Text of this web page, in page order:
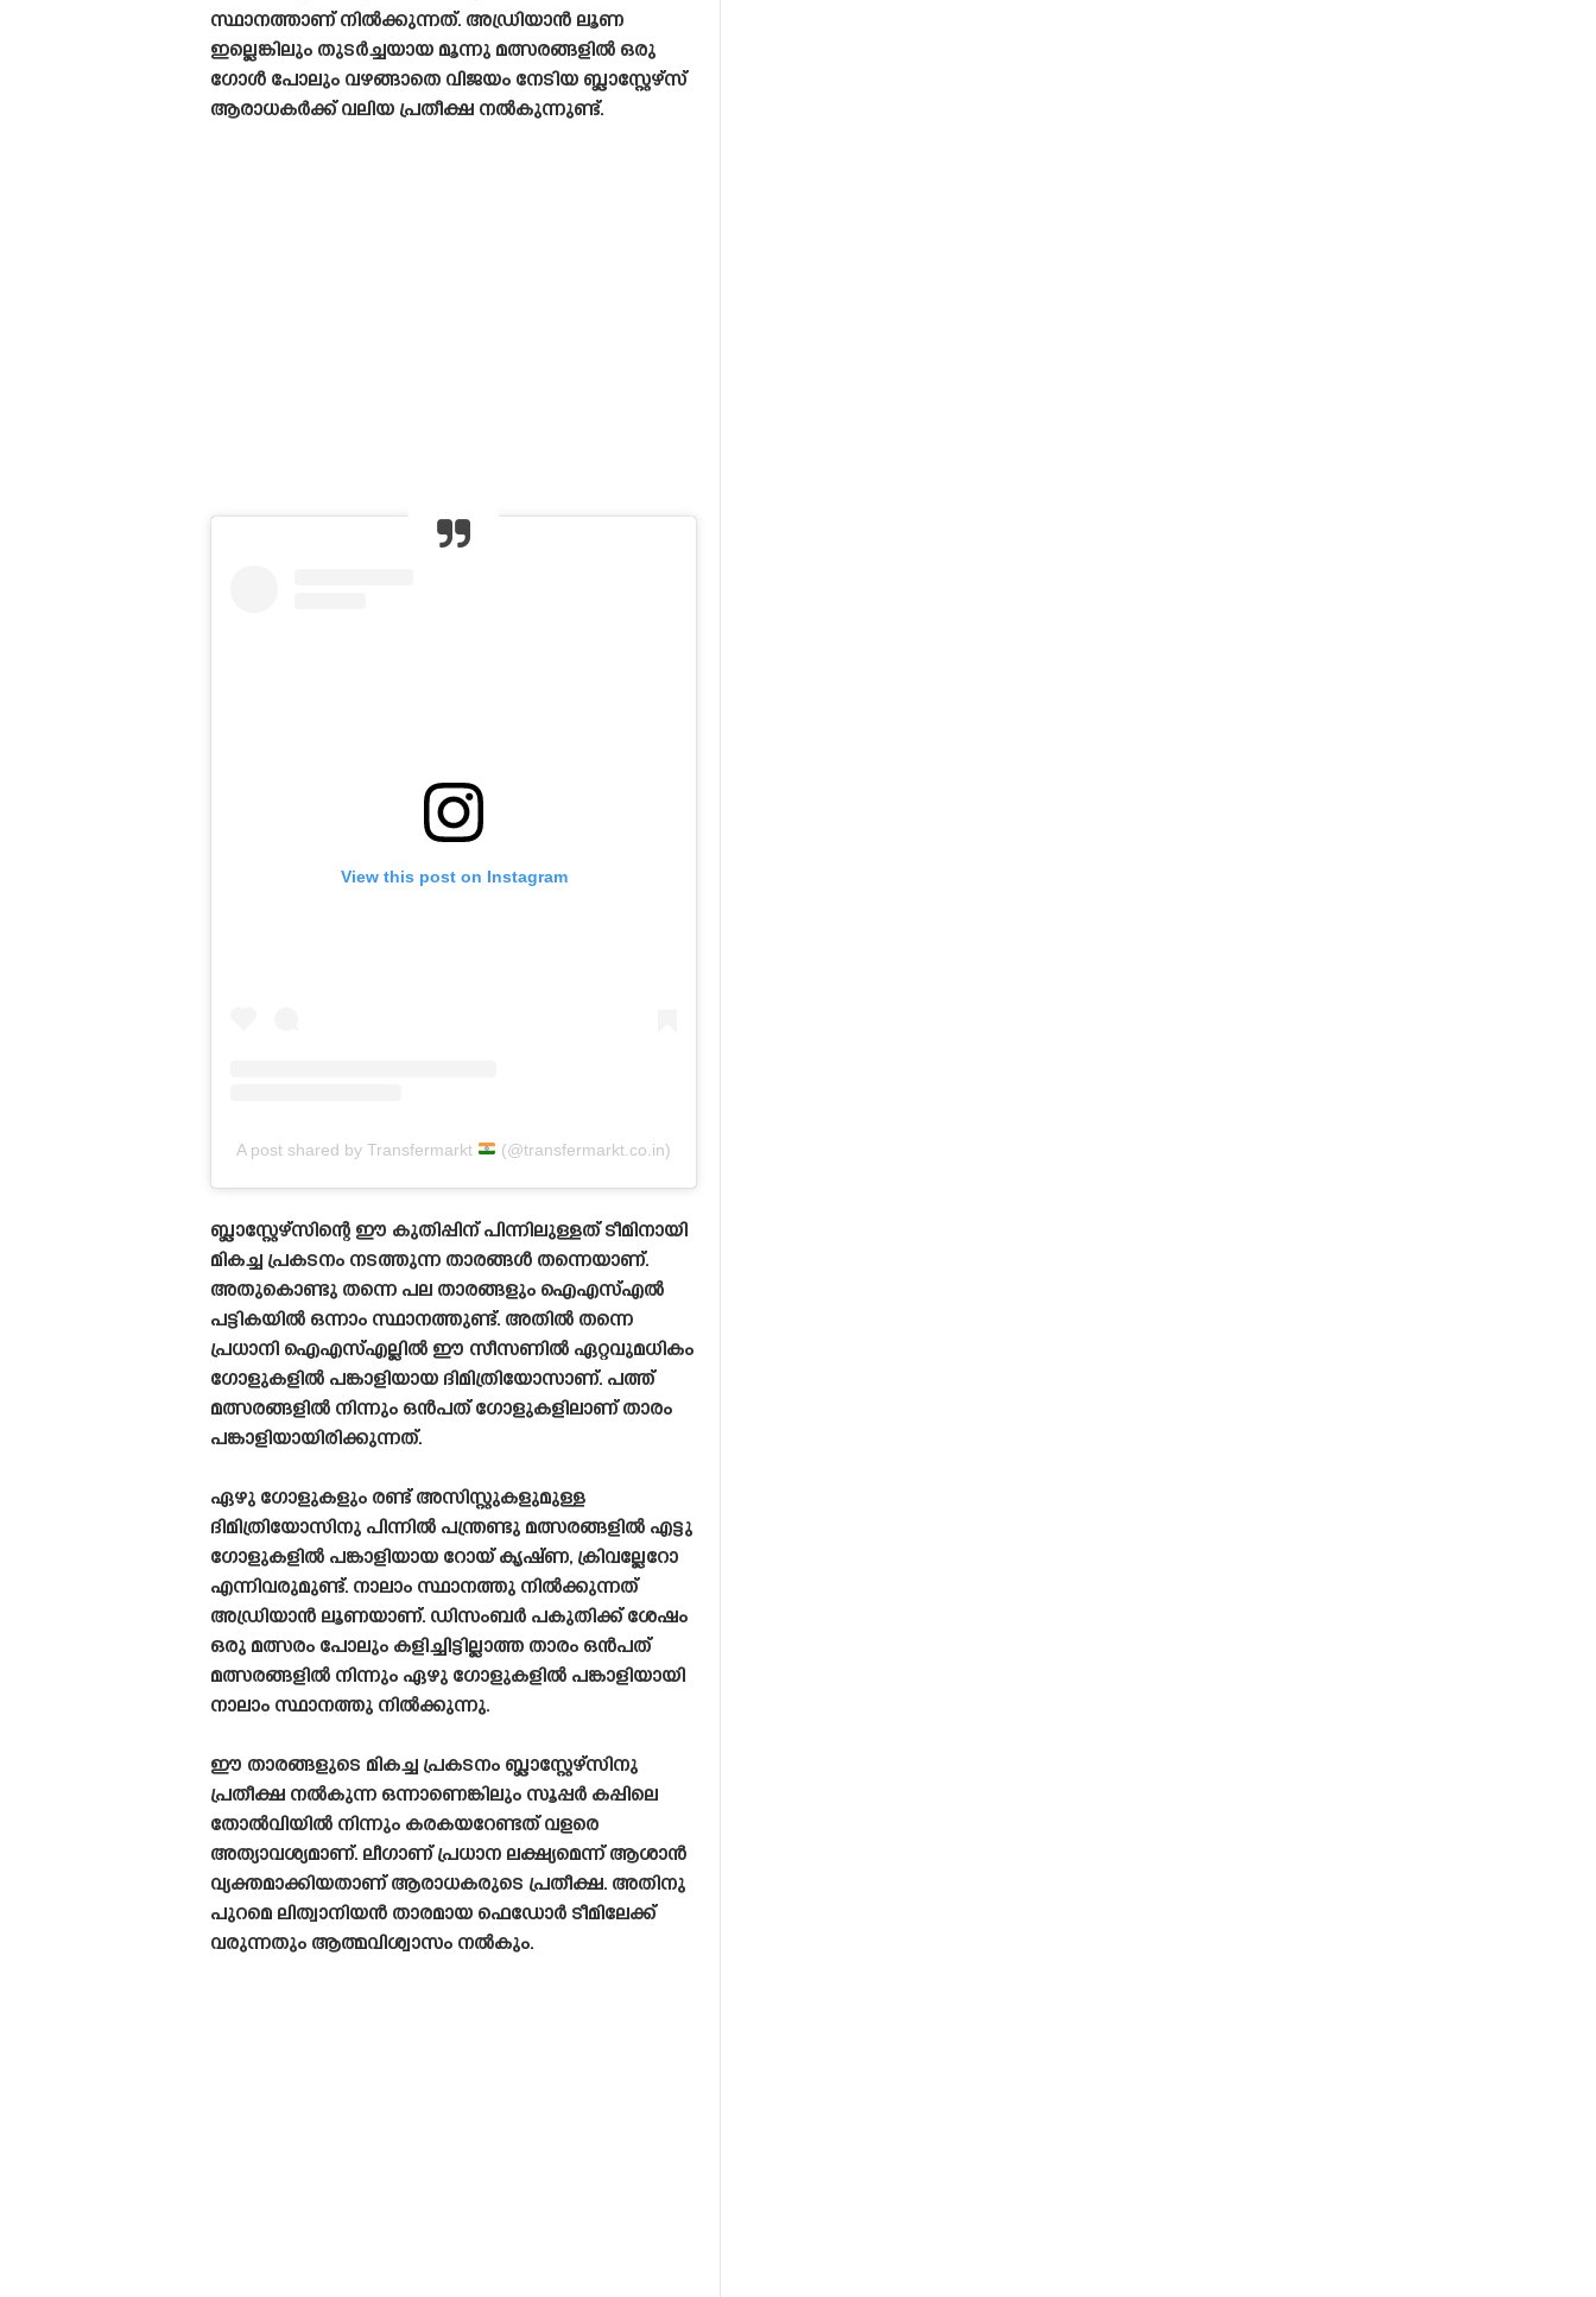
സ്ഥാനത്താണ് നിൽക്കുന്നത്. അഡ്രിയാൻ ലൂണ
ഇല്ലെങ്കിലും തുടർച്ചയായ മൂന്നു മത്സരങ്ങളിൽ ഒരു
ഗോൾ പോലും വഴങ്ങാതെ വിജയം നേടിയ ബ്ലാസ്റ്റേഴ്‌സ്
ആരാധകർക്ക് വലിയ പ്രതീക്ഷ നൽകുന്നുണ്ട്.
View this post on Instagram
A post shared by Transfermarkt (@transfermarkt.co.in)
ബ്ലാസ്റ്റേഴ്‌സിന്റെ ഈ കുതിപ്പിന് പിന്നിലുള്ളത് ടീമിനായി
മികച്ച പ്രകടനം നടത്തുന്ന താരങ്ങൾ തന്നെയാണ്.
അതുകൊണ്ടു തന്നെ പല താരങ്ങളും ഐഎസ്എൽ
പട്ടികയിൽ ഒന്നാം സ്ഥാനത്തുണ്ട്. അതിൽ തന്നെ
പ്രധാനി ഐഎസ്എല്ലിൽ ഈ സീസണിൽ ഏറ്റവുമധികം
ഗോളുകളിൽ പങ്കാളിയായ ദിമിത്രിയോസാണ്. പത്ത്
മത്സരങ്ങളിൽ നിന്നും ഒൻപത് ഗോളുകളിലാണ് താരം
പങ്കാളിയായിരിക്കുന്നത്.
ഏഴു ഗോളുകളും രണ്ട് അസിസ്റ്റുകളുമുള്ള
ദിമിത്രിയോസിനു പിന്നിൽ പന്ത്രണ്ടു മത്സരങ്ങളിൽ എട്ടു
ഗോളുകളിൽ പങ്കാളിയായ റോയ് കൃഷ്‌ണ, ക്രിവല്ലേറോ
എന്നിവരുമുണ്ട്. നാലാം സ്ഥാനത്തു നിൽക്കുന്നത്
അഡ്രിയാൻ ലൂണയാണ്. ഡിസംബർ പകുതിക്ക് ശേഷം
ഒരു മത്സരം പോലും കളിച്ചിട്ടില്ലാത്ത താരം ഒൻപത്
മത്സരങ്ങളിൽ നിന്നും ഏഴു ഗോളുകളിൽ പങ്കാളിയായി
നാലാം സ്ഥാനത്തു നിൽക്കുന്നു.
ഈ താരങ്ങളുടെ മികച്ച പ്രകടനം ബ്ലാസ്റ്റേഴ്‌സിനു
പ്രതീക്ഷ നൽകുന്ന ഒന്നാണെങ്കിലും സൂപ്പർ കപ്പിലെ
തോൽ‌വിയിൽ നിന്നും കരകയറേണ്ടത് വളരെ
അത്യാവശ്യമാണ്. ലീഗാണ് പ്രധാന ലക്ഷ്യമെന്ന് ആശാൻ
വ്യക്തമാക്കിയതാണ് ആരാധകരുടെ പ്രതീക്ഷ. അതിനു
പുറമെ ലിത്വാനിയൻ താരമായ ഫെഡോർ ടീമിലേക്ക്
വരുന്നതും ആത്മവിശ്വാസം നൽകും.